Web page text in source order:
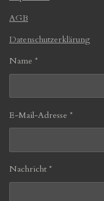
AGB
Datenschutzerklärung
Name *
E-Mail-Adresse *
Nachricht *